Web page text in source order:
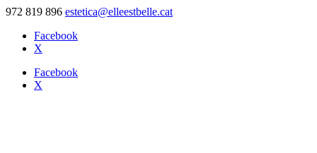
972 819 896 estetica@elleestbelle.cat
Facebook
X
Facebook
X